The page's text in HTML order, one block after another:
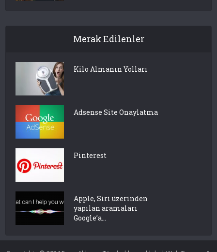
Merak Edilenler
Kilo Almanın Yolları
Adsense Site Onaylatma
Pinterest
Apple, Siri üzerinden
yapılan aramaları
Google’a...